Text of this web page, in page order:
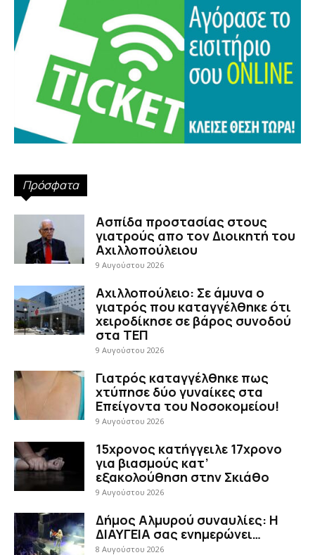
Πρόσφατα
Ασπίδα προστασίας στους
γιατρούς απο τον Διοικητή του
Αχιλλοπούλειου
9 Αυγούστου 2026
Αχιλλοπούλειο: Σε άμυνα ο
γιατρός που καταγγέλθηκε ότι
χειροδίκησε σε βάρος συνοδού
στα ΤΕΠ
9 Αυγούστου 2026
Γιατρός καταγγέλθηκε πως
χτύπησε δύο γυναίκες στα
Επείγοντα του Νοσοκομείου!
9 Αυγούστου 2026
15χρονος κατήγγειλε 17χρονο
για βιασμούς κατ’
εξακολούθηση στην Σκιάθο
9 Αυγούστου 2026
Δήμος Αλμυρού συναυλίες: Η
ΔΙΑΥΓΕΙΑ σας ενημερώνει…
8 Αυγούστου 2026